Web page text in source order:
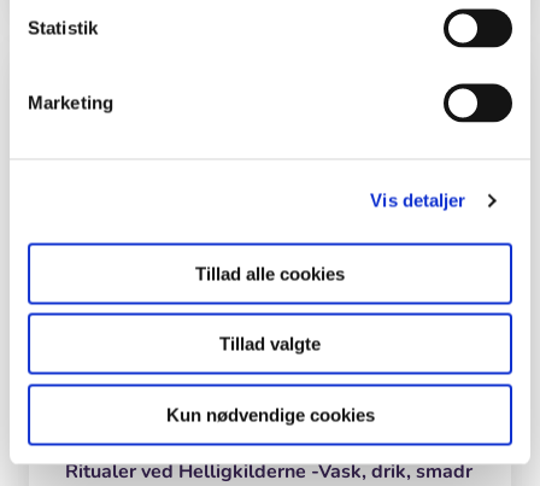
Statistik
Marketing
Vis detaljer
Tillad alle cookies
Tillad valgte
Kun nødvendige cookies
Undervisningsforløb
Askebarkbillen – Det skjulte liv i skoven
Kristendomskundskab
Undervisningsforløb
Ritualer ved Helligkilderne -Vask, drik, smadr